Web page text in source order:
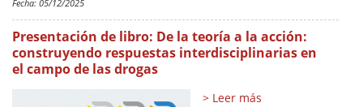
Fecha: 05/12/2025
Presentación de libro: De la teoría a la acción:
construyendo respuestas interdisciplinarias en
el campo de las drogas
> Leer más